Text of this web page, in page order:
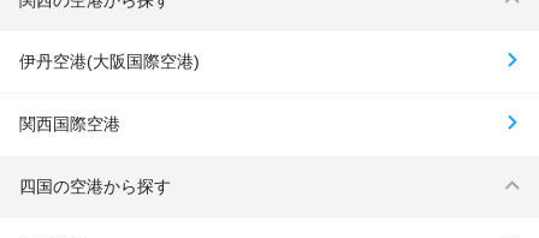
伊丹空港(大阪国際空港)
関西国際空港
四国の空港から探す